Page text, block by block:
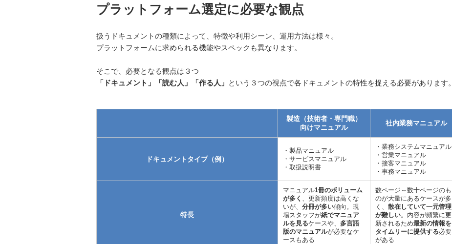
プラットフォーム選定に必要な観点
扱うドキュメントの種類によって、特徴や利用シーン、運用方法は様々。
プラットフォームに求められる機能やスペックも異なります。
そこで、必要となる観点は３つ
「ドキュメント」「読む人」「作る人」 という３つの視点で各ドキュメントの特性を捉える必要があります。
製造（技術者・専門職）
向けマニュアル
社内業務マニュアル
ドキュメントタイプ（例）
・製品マニュアル
・サービスマニュアル
・取扱説明書
・業務システムマニュアル
・営業マニュアル
・接客マニュアル
・事務マニュアル
特長
マニュアル1冊のボリューム
が多く 、更新頻度は高くな
いが、 分冊が多い傾向。現
場スタッフが紙でマニュア
ルを見るケースや、 多言語
版のマニュアルが必要なケ
ースもある
数ページ～数十ページのも
のが大量にあるケースが多
く、 散在していて一元管理
が難しい。内容が頻繁に更
新されるため最新の情報を
タイムリーに提供する必要
がある